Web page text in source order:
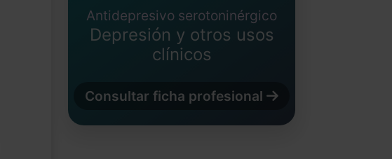
Antidepresivo serotoninérgico
Depresión y otros usos
clínicos
Consultar ficha profesional